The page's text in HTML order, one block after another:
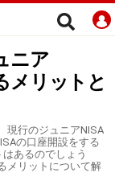
ニア
メリットと
現行のジュニアNISA
の口座開設をする
あるのでしょう
メリットについて解